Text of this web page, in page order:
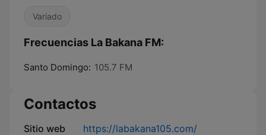
Variado
Frecuencias La Bakana FM:
Santo Domingo: 105.7 FM
Contactos
Sitio web https://labakana105.com/